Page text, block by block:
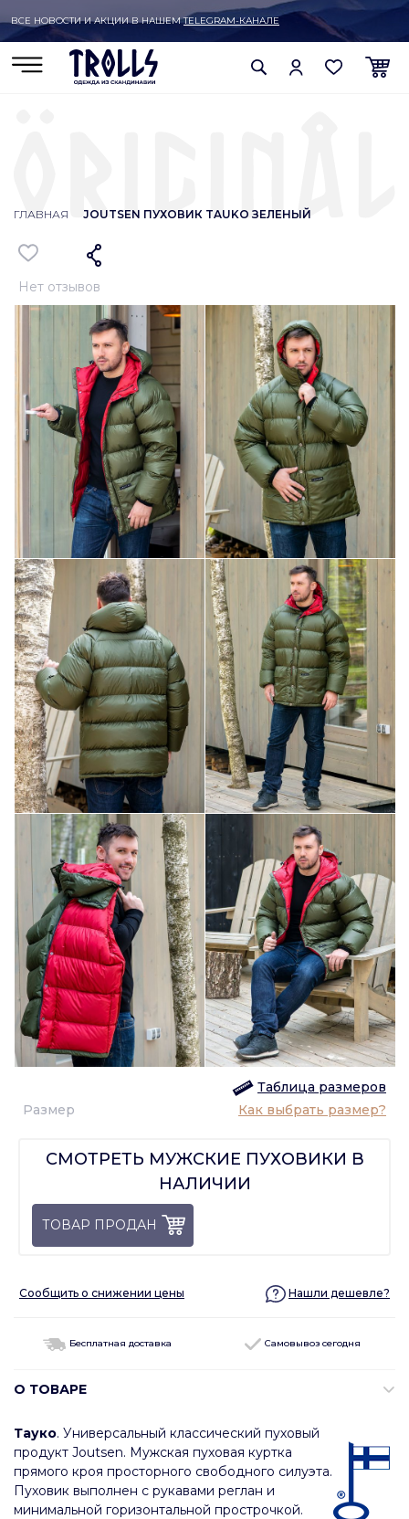
ВСЕ НОВОСТИ И АКЦИИ В НАШЕМTELEGRAM-КАНАЛЕ
ГЛАВНАЯ JOUTSEN ПУХОВИК TAUKO ЗЕЛЕНЫЙ
Нет отзывов
Размер
Таблица размеров
Как выбрать размер?
СМОТРЕТЬ МУЖСКИЕ ПУХОВИКИ В
НАЛИЧИИ
ТОВАР ПРОДАН
Сообщить о снижении цены Нашли дешевле?
Бесплатная доставка Самовывоз сегодня
О ТОВАРЕ
Тауко. Универсальный классический пуховый
продукт Joutsen. Мужская пуховая куртка
прямого кроя просторного свободного силуэта.
Пуховик выполнен с рукавами реглан и
минимальной горизонтальной прострочкой.